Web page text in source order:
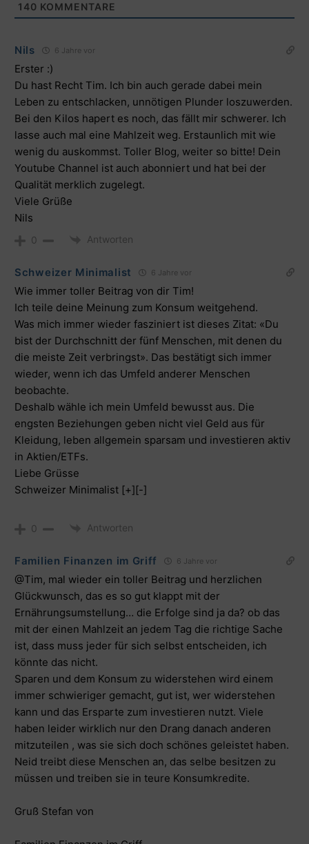
140 KOMMENTARE
Nils 6 Jahre vor
Erster :)
Du hast Recht Tim. Ich bin auch gerade dabei mein
Leben zu entschlacken, unnötigen Plunder loszuwerden.
Bei den Kilos hapert es noch, das fällt mir schwerer. Ich
lasse auch mal eine Mahlzeit weg. Erstaunlich mit wie
wenig du auskommst. Toller Blog, weiter so bitte! Dein
Youtube Channel ist auch abonniert und hat bei der
Qualität merklich zugelegt.
Viele Grüße
Nils
0 Antworten
Schweizer Minimalist 6 Jahre vor
Wie immer toller Beitrag von dir Tim!
Ich teile deine Meinung zum Konsum weitgehend.
Was mich immer wieder fasziniert ist dieses Zitat: «Du
bist der Durchschnitt der fünf Menschen, mit denen du
die meiste Zeit verbringst». Das bestätigt sich immer
wieder, wenn ich das Umfeld anderer Menschen
beobachte.
Deshalb wähle ich mein Umfeld bewusst aus. Die
engsten Beziehungen geben nicht viel Geld aus für
Kleidung, leben allgemein sparsam und investieren aktiv
in Aktien/ETFs.
Liebe Grüsse
Schweizer Minimalist [+][-]
0 Antworten
Familien Finanzen im Griff 6 Jahre vor
@Tim, mal wieder ein toller Beitrag und herzlichen
Glückwunsch, das es so gut klappt mit der
Ernährungsumstellung… die Erfolge sind ja da? ob das
mit der einen Mahlzeit an jedem Tag die richtige Sache
ist, dass muss jeder für sich selbst entscheiden, ich
könnte das nicht.
Sparen und dem Konsum zu widerstehen wird einem
immer schwieriger gemacht, gut ist, wer widerstehen
kann und das Ersparte zum investieren nutzt. Viele
haben leider wirklich nur den Drang danach anderen
mitzuteilen , was sie sich doch schönes geleistet haben.
Neid treibt diese Menschen an, das selbe besitzen zu
müssen und treiben sie in teure Konsumkredite.
Gruß Stefan von